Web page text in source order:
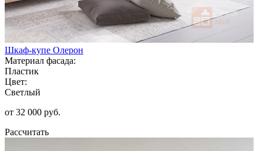
Шкаф-купе Олерон
Материал фасада:
Пластик
Цвет:
Светлый
от 32 000 руб.
Рассчитать